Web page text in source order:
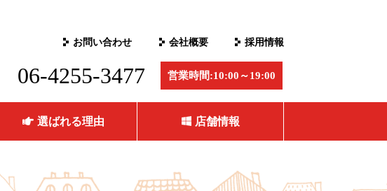
お問い合わせ 会社概要 採用情報
06-4255-3477 営業時間:10:00～19:00
選ばれる理由 店舗情報